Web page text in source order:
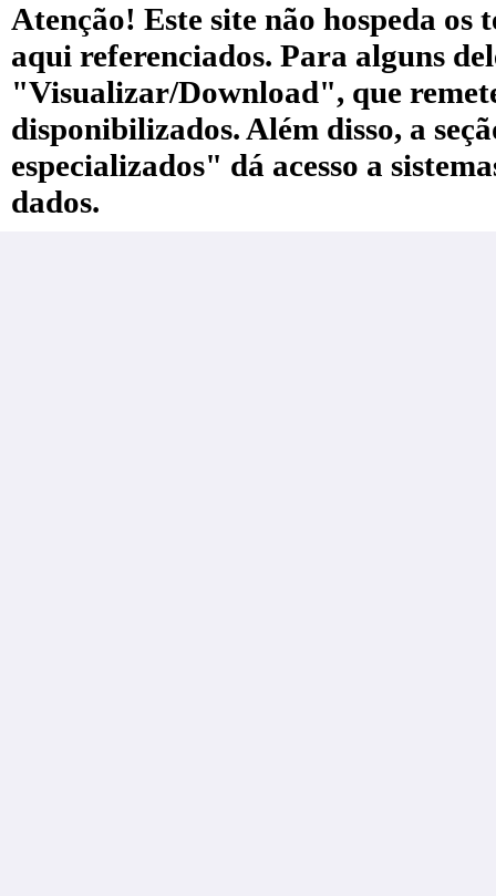
Atenção! Este site não hospeda
aqui referenciados. Para alguns
"Visualizar/Download", que
disponibilizados. Além disso, a
especializados" dá acesso a
dados.